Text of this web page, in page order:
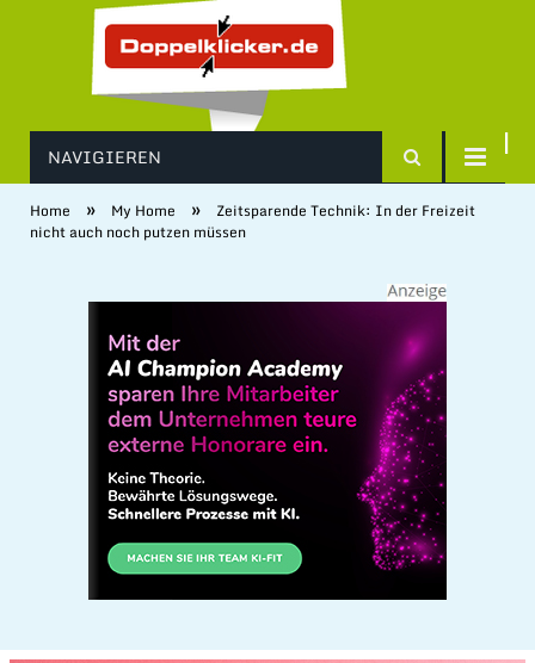
NAVIGIEREN
Home » My Home »
Zeitsparende Technik: In der Freizeit
nicht auch noch putzen müssen